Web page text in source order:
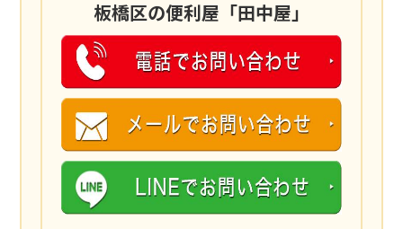
板橋区の便利屋「田中屋」